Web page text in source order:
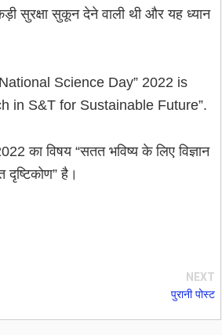
सुरक्षा सुकून देने वाली थी और यह ध्यान
Science Day” 2022 is
in S&T for Sustainable Future”.
2022 का विषय “सतत भविष्य के लिए विज्ञान
दृष्टिकोण” है।
NEXT
पुरानी पोस्ट